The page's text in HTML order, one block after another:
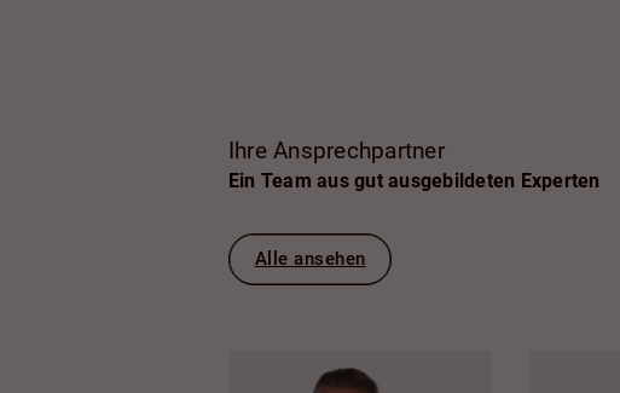
Ihre Ansprechpartner
Ein Team aus gut ausgebildeten Experten
Alle ansehen